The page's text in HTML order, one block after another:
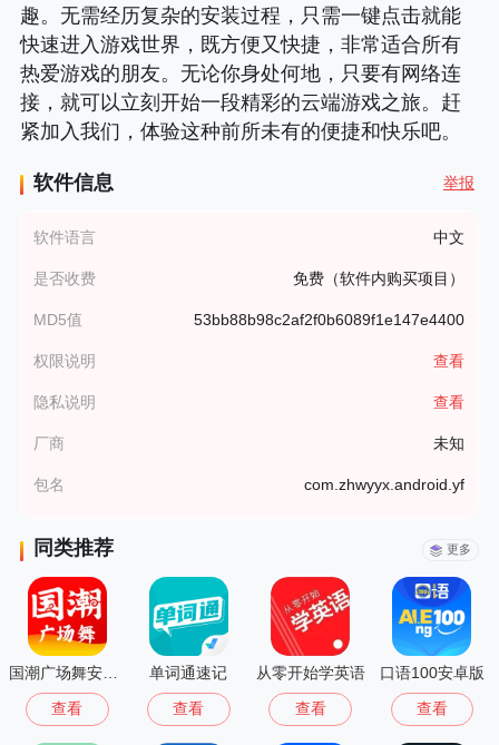
趣。无需经历复杂的安装过程，只需一键点击就能
快速进入游戏世界，既方便又快捷，非常适合所有
热爱游戏的朋友。无论你身处何地，只要有网络连
接，就可以立刻开始一段精彩的云端游戏之旅。赶
紧加入我们，体验这种前所未有的便捷和快乐吧。
软件信息 举报
软件语言 中文
是否收费 免费（软件内购买项目）
MD5值 53bb88b98c2af2f0b6089f1e147e4400
权限说明 查看
隐私说明 查看
厂商 未知
包名 com.zhwyyx.android.yf
同类推荐 更多
国潮广场舞安卓版
查看
单词通速记
查看
从零开始学英语
查看
口语100安卓版
查看